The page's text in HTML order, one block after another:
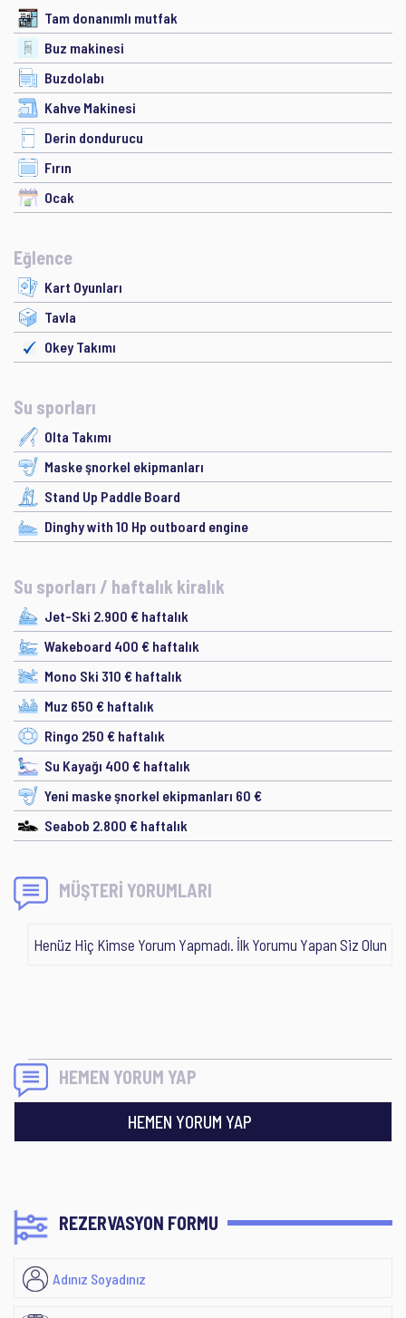
Tam donanımlı mutfak
Buz makinesi
Buzdolabı
Kahve Makinesi
Derin dondurucu
Fırın
Ocak
Eğlence
Kart Oyunları
Tavla
Okey Takımı
Su sporları
Olta Takımı
Maske şnorkel ekipmanları
Stand Up Paddle Board
Dinghy with 10 Hp outboard engine
Su sporları / haftalık kiralık
Jet-Ski 2.900 € haftalık
Wakeboard 400 € haftalık
Mono Ski 310 € haftalık
Muz 650 € haftalık
Ringo 250 € haftalık
Su Kayağı 400 € haftalık
Yeni maske şnorkel ekipmanları 60 €
Seabob 2.800 € haftalık
MÜŞTERİ YORUMLARI
Henüz Hiç Kimse Yorum Yapmadı. İlk Yorumu Yapan Siz Olun
HEMEN YORUM YAP
HEMEN YORUM YAP
REZERVASYON FORMU